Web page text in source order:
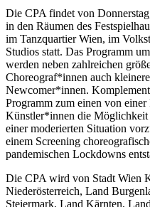
Die CPA findet von
in den Räumen des
im Tanzquartier Wien, im
Studios statt. Das Programm
werden neben zahlreichen
Choreograf*innen auch
Newcomer*innen.
Programm zum einen von
Künstler*innen die Möglichkeit
einer moderierten Situation
einem Screening
pandemischen Lockdowns
Die CPA wird von Stadt Wien
Niederösterreich, Land
Steiermark, Land Kärnten,